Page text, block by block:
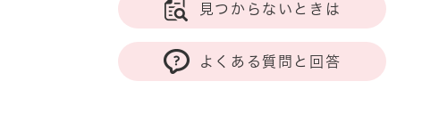
見つからないときは
よくある質問と回答